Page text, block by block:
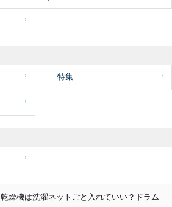
特集
乾燥機は洗濯ネットごと入れていい？ドラム